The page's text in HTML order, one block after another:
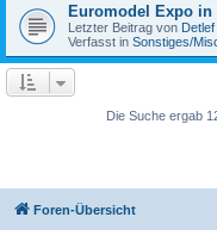
Euromodel Expo in
Letzter Beitrag von Detlef
Verfasst in Sonstiges/
Die Suche ergab
Foren-Übersicht